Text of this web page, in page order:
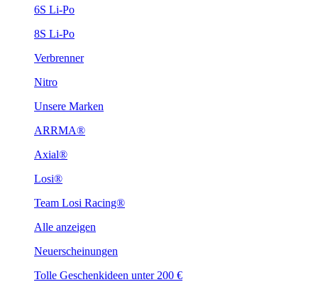
6S Li-Po
8S Li-Po
Verbrenner
Nitro
Unsere Marken
ARRMA®
Axial®
Losi®
Team Losi Racing®
Alle anzeigen
Neuerscheinungen
Tolle Geschenkideen unter 200 €